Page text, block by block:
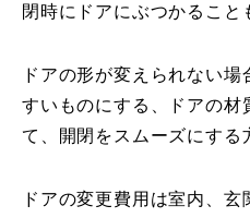
閉時にドアにぶつかること
ドアの形が変えられない
すいものにする、ドアの材
て、開閉をスムーズにする
ドアの変更費用は室内、